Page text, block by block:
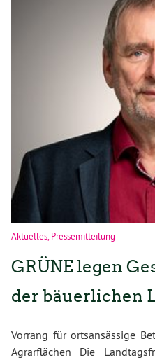
Aktuelles,Pressemitteilung
GRÜNE legen
der bäuerlichen
Vorrang für ortsansässige
Agrarflächen Die